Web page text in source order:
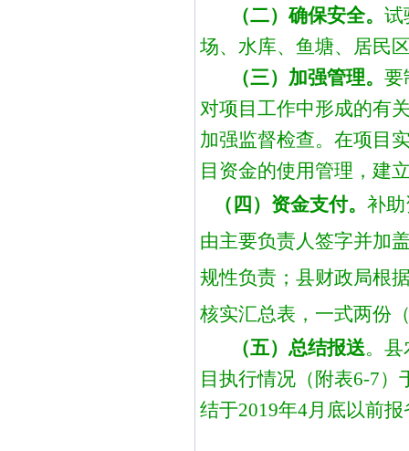
（二）确保安全。试
场、水库、鱼塘、居民
（三）加强管理。要
对项目工作中形成的有
加强监督检查。在项目
目资金的使用管理，建
（四）资金支付。 补
由主要负责人签字并加
规性负责； 县财政局根
核实汇总表，一式两份
（五）总结报送。县
目执行情况（附表6-7）
结于2019年4月底以前